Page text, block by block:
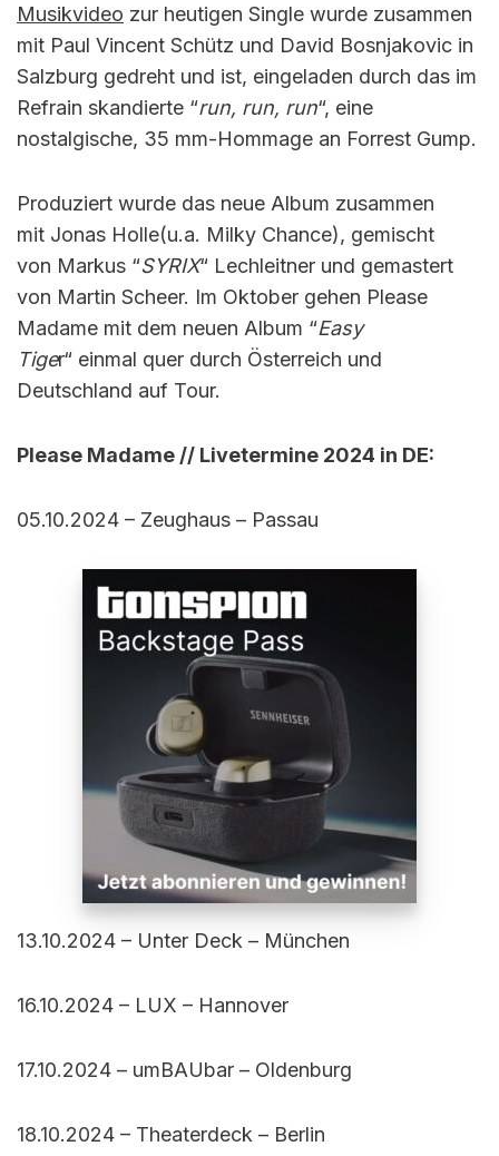
Musikvideo zur heutigen Single wurde zusammen
mit Paul Vincent Schütz und David Bosnjakovic in
Salzburg gedreht und ist, eingeladen durch das im
Refrain skandierte “run, run, run“, eine
nostalgische, 35 mm-Hommage an Forrest Gump.
Produziert wurde das neue Album zusammen
mit Jonas Holle(u.a. Milky Chance), gemischt
von Markus “SYRIX“ Lechleitner und gemastert
von Martin Scheer. Im Oktober gehen Please
Madame mit dem neuen Album “Easy
Tiger“ einmal quer durch Österreich und
Deutschland auf Tour.
Please Madame // Livetermine 2024 in DE:
05.10.2024 – Zeughaus – Passau
13.10.2024 – Unter Deck – München
16.10.2024 – LUX – Hannover
17.10.2024 – umBAUbar – Oldenburg
18.10.2024 – Theaterdeck – Berlin